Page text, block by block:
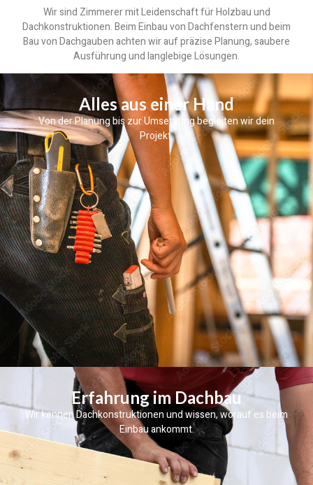
Wir sind Zimmerer mit Leidenschaft für Holzbau und
Dachkonstruktionen. Beim Einbau von Dachfenstern und beim
Bau von Dachgauben achten wir auf präzise Planung, saubere
Ausführung und langlebige Lösungen.
Alles aus einer Hand
Von der Planung bis zur Umsetzung begleiten wir dein
Projekt.
Erfahrung im Dachbau
Wir kennen Dachkonstruktionen und wissen, worauf es beim
Einbau ankommt.